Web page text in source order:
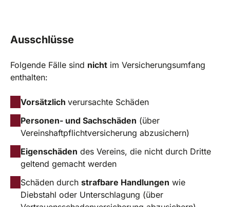
Ausschlüsse
Folgende Fälle sind nicht im Versicherungsumfang
enthalten:
Vorsätzlich verursachte Schäden
Personen- und Sachschäden (über
Vereinshaftpflichtversicherung abzusichern)
Eigenschäden des Vereins, die nicht durch Dritte
geltend gemacht werden
Schäden durch strafbare Handlungen wie
Diebstahl oder Unterschlagung (über